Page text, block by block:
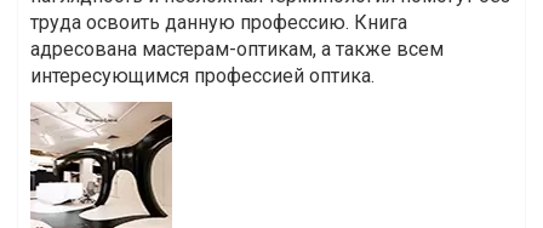
труда освоить данную профессию. Книга
адресована мастерам-оптикам, а также всем
интересующимся профессией оптика.